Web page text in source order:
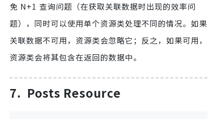
免 N+1 查询问题（在获取关联数据时出现的效率问
题），同时可以使用单个资源类处理不同的情况。如果
关联数据不可用，资源类会忽略它；反之，如果可用，
资源类会将其包含在返回的数据中。
7. Posts Resource